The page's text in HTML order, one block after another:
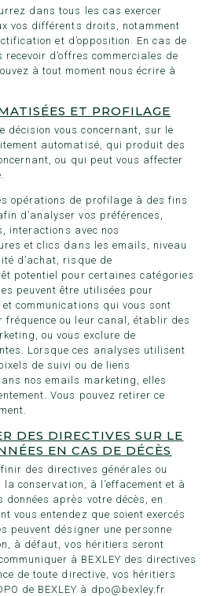
dans tous les cas exercer
vos différents droits, notamment
et d’opposition. En cas de
d’offres commerciales de
à tout moment nous écrire à
ET PROFILAGE
décision vous concernant, sur le
automatisé, qui produit des
ou qui peut vous affecter
opérations de profilage à des fins
d’analyser vos préférences,
interactions avec nos
et clics dans les emails, niveau
d’achat, risque de
potentiel pour certaines catégories
peuvent être utilisées pour
communications qui vous sont
ou leur canal, établir des
ou vous exclure de
Lorsque ces analyses utilisent
de suivi ou de liens
nos emails marketing, elles
Vous pouvez retirer ce
DES DIRECTIVES SUR LE
EN CAS DE DÉCÈS
des directives générales ou
conservation, à l’effacement et à
données après votre décès, en
vous entendez que soient exercés
peuvent désigner une personne
à défaut, vos héritiers seront
à BEXLEY des directives
de toute directive, vos héritiers
de BEXLEY à dpo@bexley.fr